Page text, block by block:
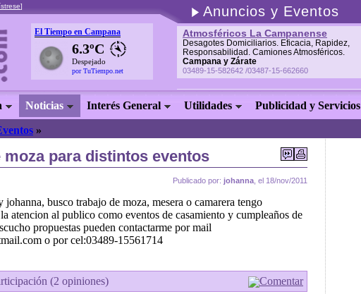
] Anuncios y Eventos
Atmosféricos La Campanense
Desagotes Domiciliarios. Eficacia, Rapidez,
Responsabilidad. Camiones Atmosféricos.
Campana y Zárate
03489-15-582642 /03487-15-662660
El Tiempo en Campana
6.3ºC
Despejado
por TuTiempo.net
Noticias Interés General Utilidades Publicidad y Servicios
»
moza para distintos eventos
Publicado por: johanna , el 18/nov/2011
johanna, busco trabajo de moza, mesera o camarera tengo
atencion al publico como eventos de casamiento y cumpleaños de
propuestas pueden contactarme por mail
o por cel:03489-15561714
Comentar
(2 opiniones)